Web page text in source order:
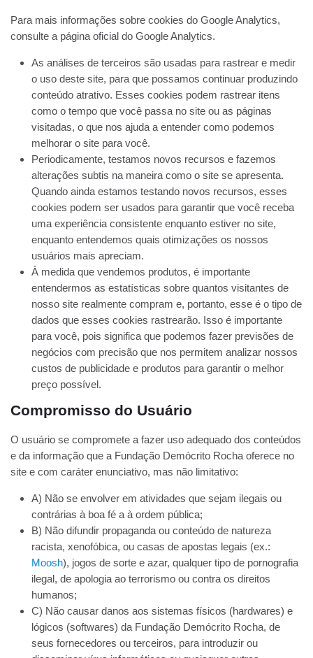
Para mais informações sobre cookies do Google Analytics,
consulte a página oficial do Google Analytics.
As análises de terceiros são usadas para rastrear e medir
o uso deste site, para que possamos continuar produzindo
conteúdo atrativo. Esses cookies podem rastrear itens
como o tempo que você passa no site ou as páginas
visitadas, o que nos ajuda a entender como podemos
melhorar o site para você.
Periodicamente, testamos novos recursos e fazemos
alterações subtis na maneira como o site se apresenta.
Quando ainda estamos testando novos recursos, esses
cookies podem ser usados ​​para garantir que você receba
uma experiência consistente enquanto estiver no site,
enquanto entendemos quais otimizações os nossos
usuários mais apreciam.
À medida que vendemos produtos, é importante
entendermos as estatísticas sobre quantos visitantes de
nosso site realmente compram e, portanto, esse é o tipo de
dados que esses cookies rastrearão. Isso é importante
para você, pois significa que podemos fazer previsões de
negócios com precisão que nos permitem analizar nossos
custos de publicidade e produtos para garantir o melhor
preço possível.
Compromisso do Usuário
O usuário se compromete a fazer uso adequado dos conteúdos
e da informação que a Fundação Demócrito Rocha oferece no
site e com caráter enunciativo, mas não limitativo:
A) Não se envolver em atividades que sejam ilegais ou
contrárias à boa fé a à ordem pública;
B) Não difundir propaganda ou conteúdo de natureza
racista, xenofóbica, ou casas de apostas legais (ex.:
Moosh), jogos de sorte e azar, qualquer tipo de pornografia
ilegal, de apologia ao terrorismo ou contra os direitos
humanos;
C) Não causar danos aos sistemas físicos (hardwares) e
lógicos (softwares) da Fundação Demócrito Rocha, de
seus fornecedores ou terceiros, para introduzir ou